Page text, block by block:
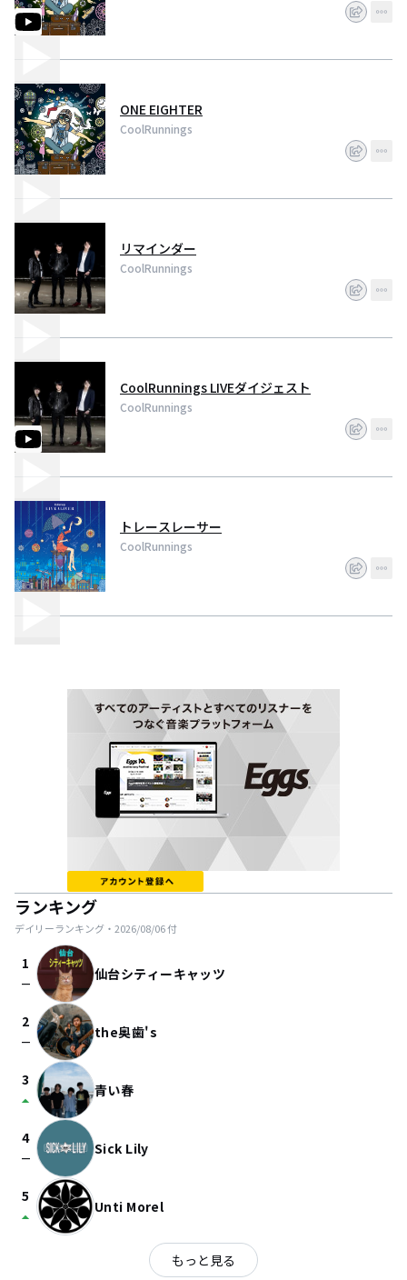
ONE EIGHTER
CoolRunnings
リマインダー
CoolRunnings
CoolRunnings LIVEダイジェスト
CoolRunnings
トレースレーサー
CoolRunnings
ランキング
デイリーランキング・ 2026/08/06付
1
check_indeterminate_small 仙台シティーキャッツ
2
check_indeterminate_small the奥歯's
3
arrow_drop_up 青い春
4
check_indeterminate_small Sick Lily
5
arrow_drop_up Unti Morel
もっと見る